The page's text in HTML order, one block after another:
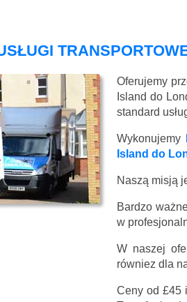
Oferujemy
Island do
standard
Wykonujemy
Island do
Naszą misją
Bardzo
w
W naszej
równiez dla
Ceny od £45